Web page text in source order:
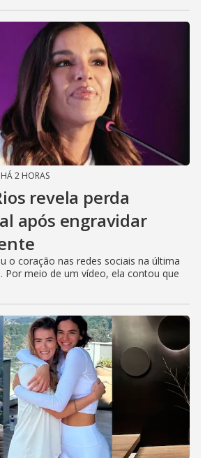
HÁ 2 HORAS
revela perda
após engravidar
o coração nas redes sociais na última
Por meio de um vídeo, ela contou que